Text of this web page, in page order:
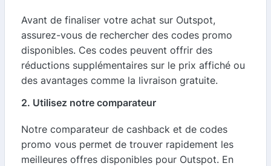
Avant de finaliser votre achat sur Outspot,
assurez-vous de rechercher des codes promo
disponibles. Ces codes peuvent offrir des
réductions supplémentaires sur le prix affiché ou
des avantages comme la livraison gratuite.
2. Utilisez notre comparateur
Notre comparateur de cashback et de codes
promo vous permet de trouver rapidement les
meilleures offres disponibles pour Outspot. En